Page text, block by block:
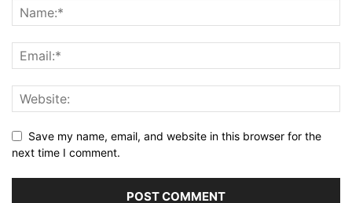
Save my name, email, and website in this browser for the
next time I comment.